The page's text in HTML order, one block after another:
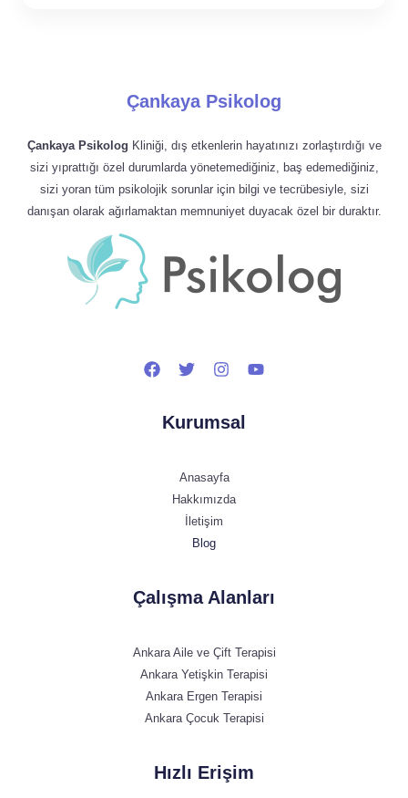
Çankaya Psikolog
Çankaya Psikolog Kliniği, dış etkenlerin hayatınızı zorlaştırdığı ve
sizi yıprattığı özel durumlarda yönetemediğiniz, baş edemediğiniz,
sizi yoran tüm psikolojik sorunlar için bilgi ve tecrübesiyle, sizi
danışan olarak ağırlamaktan memnuniyet duyacak özel bir duraktır.
Kurumsal
Anasayfa
Hakkımızda
İletişim
Blog
Çalışma Alanları
Ankara Aile ve Çift Terapisi
Ankara Yetişkin Terapisi
Ankara Ergen Terapisi
Ankara Çocuk Terapisi
Hızlı Erişim